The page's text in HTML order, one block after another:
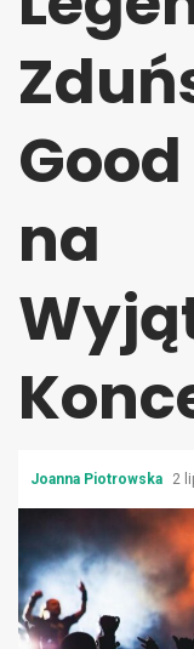
na
Joanna Piotrowska 2